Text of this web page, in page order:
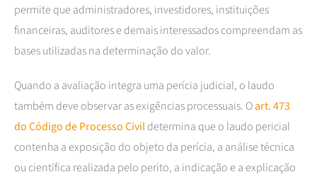
permite que administradores, investidores, instituições
financeiras, auditores e demais interessados compreendam as
bases utilizadas na determinação do valor.
Quando a avaliação integra uma perícia judicial, o laudo
também deve observar as exigências processuais. Oart. 473
do Código de Processo Civildetermina que o laudo pericial
contenha a exposição do objeto da perícia, a análise técnica
ou científica realizada pelo perito, a indicação e a explicação